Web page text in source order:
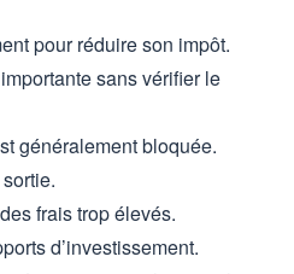
pour réduire son impôt.
sans vérifier le
généralement bloquée.
frais trop élevés.
d’investissement.